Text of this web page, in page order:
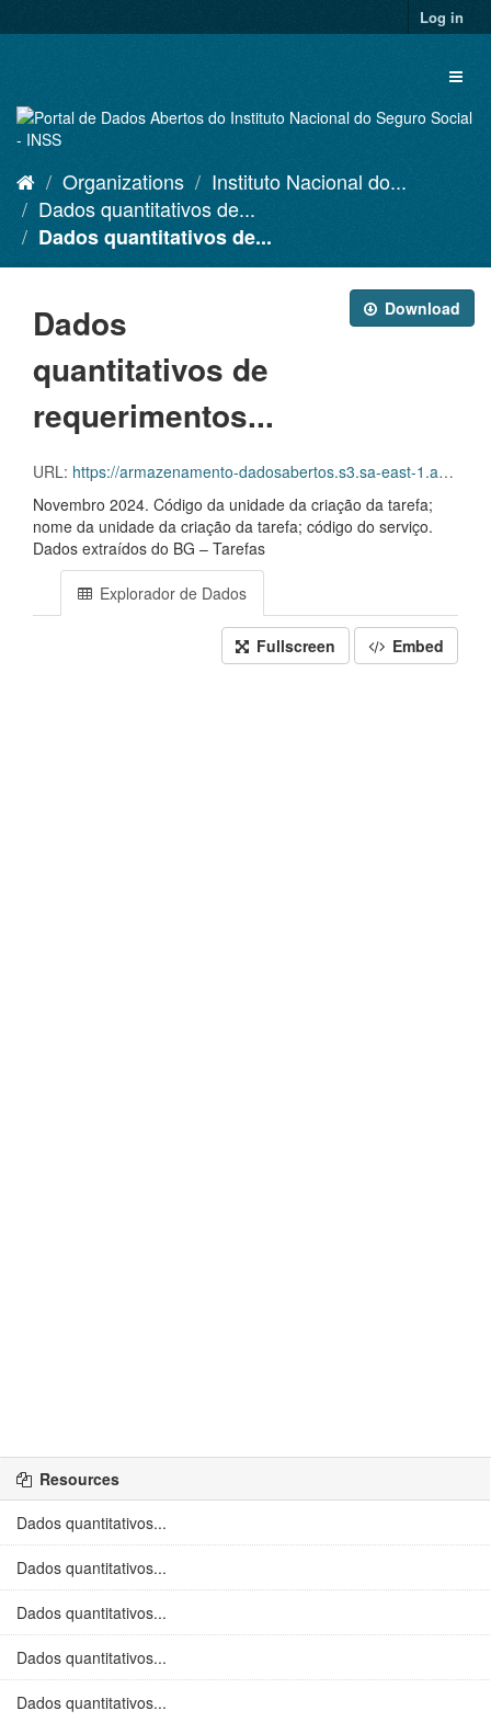
to
Log in
Organizations
Instituto Nacional do...
Dados quantitativos de...
Dados quantitativos de...
Download
Dados
quantitativos de
requerimentos...
URL: https://armazenamento-dadosabertos.s3.sa-east-1.amazonaws.com/PDA_2023_2025/Grupos_de_dados/Dados+quantitativos+de+requerimentos+administrativos+pendentes+de+an%C3%A1lise/PDA_ITEM_10_PEND_202411.xlsx
Novembro 2024. Código da unidade da criação da tarefa;
nome da unidade da criação da tarefa; código do serviço.
Dados extraídos do BG – Tarefas
Explorador de Dados
Fullscreen Embed
Resources
Dados quantitativos...
Dados quantitativos...
Dados quantitativos...
Dados quantitativos...
Dados quantitativos...